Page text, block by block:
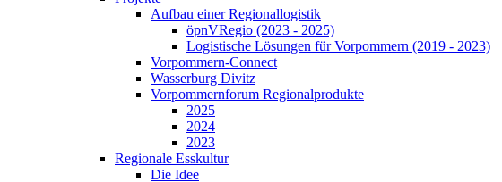
Aufbau einer Regionallogistik
öpnVRegio (2023 - 2025)
Logistische Lösungen­ für Vorpommern (2019 - 2023)
Vorpommern-Connect
Wasserburg Divitz
Vorpommernforum Regionalprodukte
2025
2024
2023
Regionale Esskultur
Die Idee